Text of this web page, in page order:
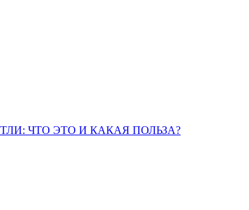
ЧТО ЭТО И КАКАЯ ПОЛЬЗА?